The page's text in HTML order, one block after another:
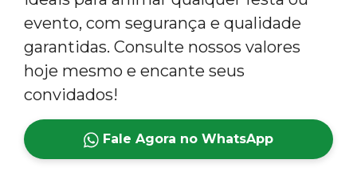
evento, com segurança e qualidade
garantidas. Consulte nossos valores
hoje mesmo e encante seus
convidados!
Fale Agora no WhatsApp